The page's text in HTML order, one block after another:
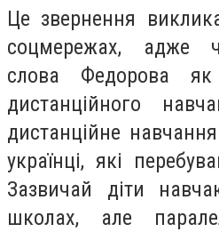
Це звернення
соцмережах, адже
слова Федорова
дистанційного
дистанційне
українці, які
Зазвичай діти
школах, але